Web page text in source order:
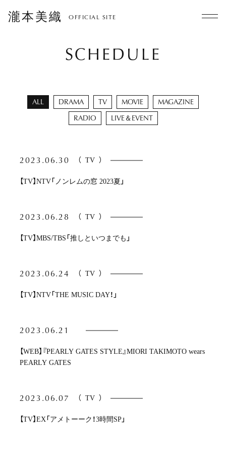
瀧本美織 OFFICIAL SITE
SCHEDULE
ALL DRAMA TV MOVIE
MAGAZINE
RADIO
LIVE＆EVENT
2023.06.30 （ TV ）
【TV】NTV「ノンレムの窓 2023夏」
2023.06.28 （ TV ）
【TV】MBS/TBS「推しといつまでも」
2023.06.24 （ TV ）
【TV】NTV「THE MUSIC DAY！」
2023.06.21
【WEB】『PEARLY GATES STYLE』MIORI TAKIMOTO wears
PEARLY GATES
2023.06.07 （ TV ）
【TV】EX「アメトーーク！3時間SP」